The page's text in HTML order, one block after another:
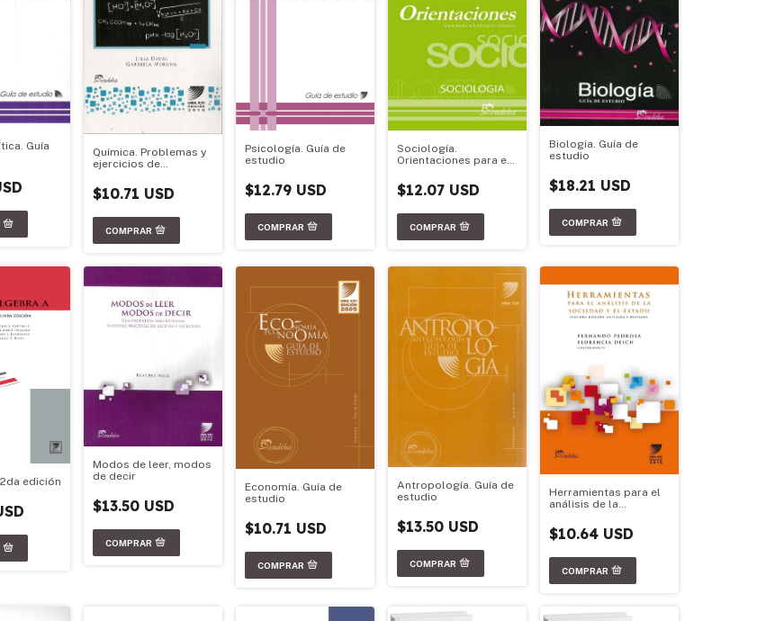
Guía
Química. Problemas y
ejercicios de
Química
$10.71 USD
Psicología. Guía de
estudio
$12.79 USD
Sociología.
Orientaciones para el
bibliografía
obligatoria
$12.07 USD
Biología. Guía de
estudio
$18.21 USD
edición
Modos de leer, modos
de decir
$13.50 USD
Economía. Guía de
estudio
$10.71 USD
Antropología. Guía de
estudio
$13.50 USD
Herramientas para el
análisis de la
Ed. 2016
$10.64 USD